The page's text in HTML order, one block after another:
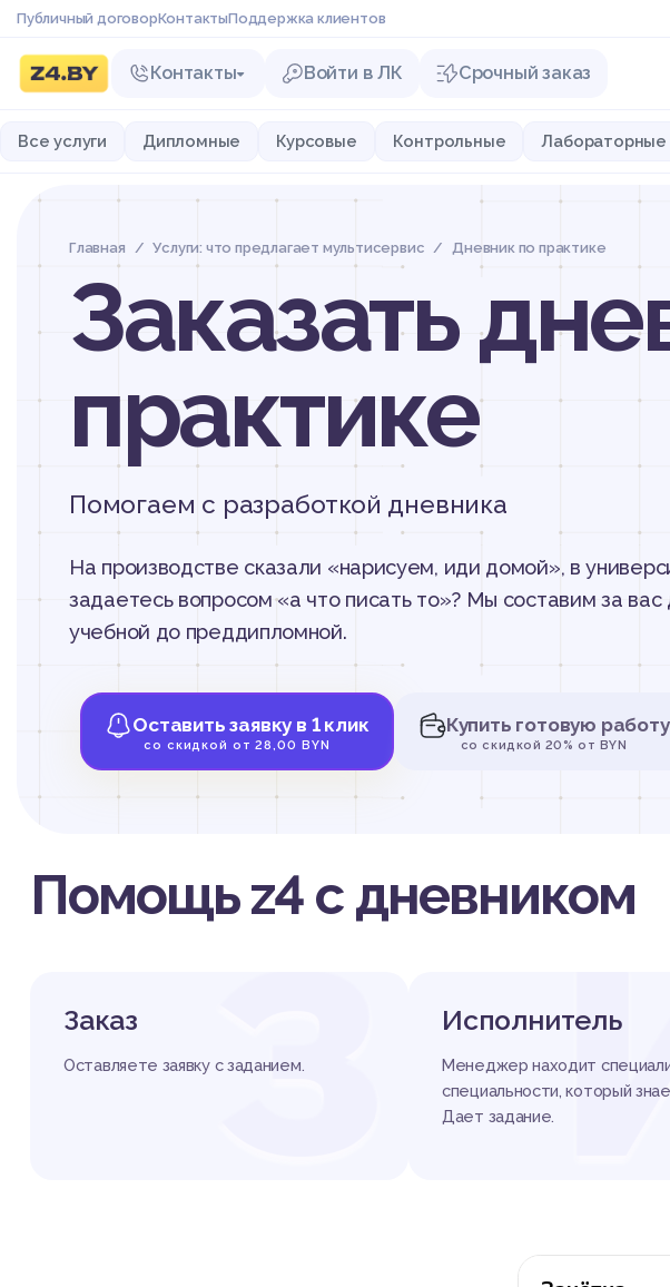
Публичный договорКонтактыПоддержка клиентов
Контакты Войти в ЛК Срочный заказ
Все услуги Дипломные Курсовые Контрольные Лабораторные
Главная Услуги: что предлагает мультисервис Дневник по практике
Заказать
практике
Помогаем с разработкой дневника
На производстве сказали «нарисуем, иди домой», в
задаетесь вопросом «а что писать то»? Мы составим за
учебной до преддипломной.
Оставить заявку в 1 клик
со скидкой от 28,00 BYN
Купить готовую работу
со скидкой 20% от BYN
Помощь z4 с дневником
З
Заказ
Оставляете заявку с заданием.
Исполнитель
Менеджер находит
специальности, который
Дает задание.